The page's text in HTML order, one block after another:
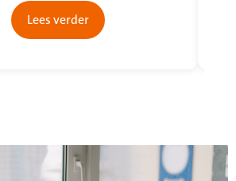
Lees verder